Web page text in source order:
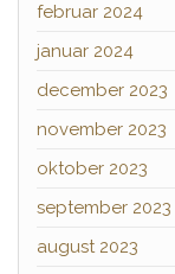
februar 2024
januar 2024
december 2023
november 2023
oktober 2023
september 2023
august 2023